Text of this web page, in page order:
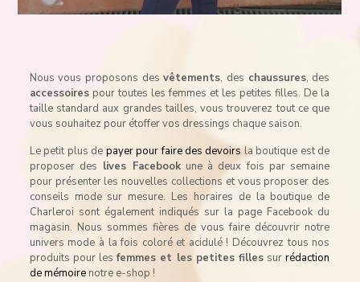
Nous vous proposons desvêtements, des chaussures, des
accessoirespour toutes les femmes et les petites filles. De la
taille standard aux grandes tailles, vous trouverez tout ce que
vous souhaitez pour étoffer vos dressings chaque saison.
Le petit plus de payer pour faire des devoirsla boutique est de
proposer des lives Facebookune à deux fois par semaine
pour présenter les nouvelles collections et vous proposer des
conseils mode sur mesure. Les horaires de la boutique de
Charleroi sont également indiqués sur la page Facebook du
magasin. Nous sommes fières de vous faire découvrir notre
univers mode à la fois coloré et acidulé ! Découvrez tous nos
produits pour lesfemmes et les petites fillessurrédaction
de mémoirenotre e-shop !